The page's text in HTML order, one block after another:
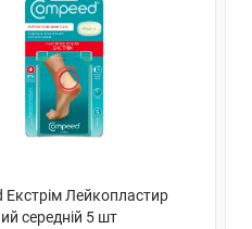
Екстрім Лейкопластир
середній 5 шт